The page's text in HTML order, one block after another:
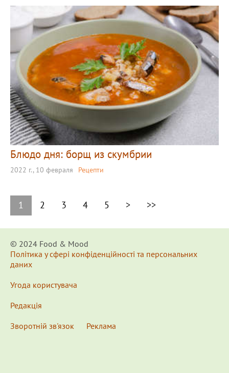
Блюдо дня: борщ из скумбрии
2022 г., 10 февраля Рецепти
1 2 3 4 5 > >>
© 2024 Food & Мood
Політика у сфері конфіденційності та персональних
даних
Угода користувача
Редакція
Зворотній зв'язок
Реклама